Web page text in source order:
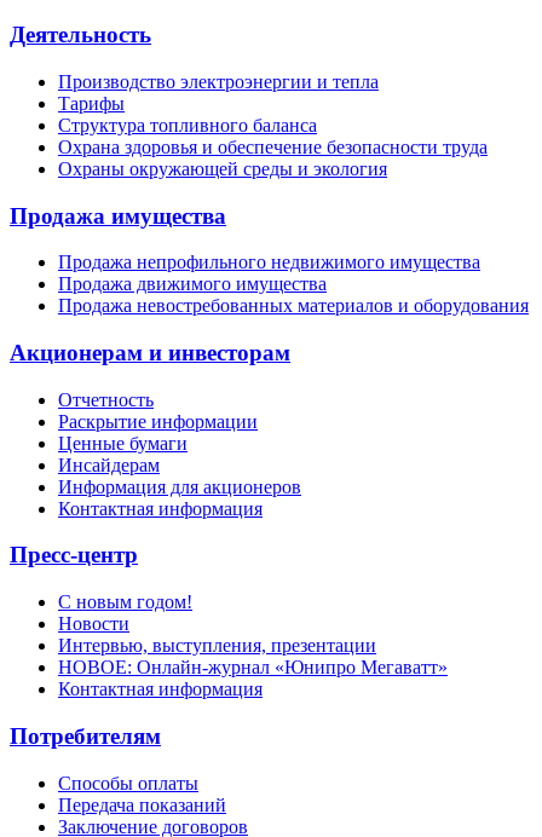
Деятельность
Производство электроэнергии и тепла
Тарифы
Структура топливного баланса
Охрана здоровья и обеспечение безопасности труда
Охраны окружающей среды и экология
Продажа имущества
Продажа непрофильного недвижимого имущества
Продажа движимого имущества
Продажа невостребованных материалов и оборудования
Акционерам и инвесторам
Отчетность
Раскрытие информации
Ценные бумаги
Инсайдерам
Информация для акционеров
Контактная информация
Пресс-центр
С новым годом!
Новости
Интервью, выступления, презентации
НОВОЕ: Онлайн-журнал «Юнипро Мегаватт»
Контактная информация
Потребителям
Способы оплаты
Передача показаний
Заключение договоров